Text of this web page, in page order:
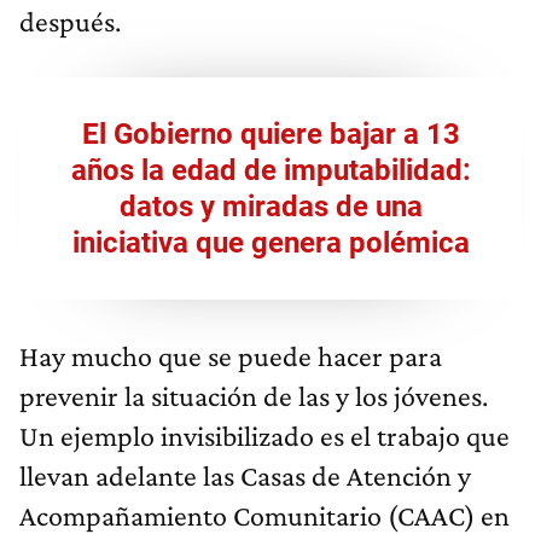
después.
El Gobierno quiere bajar a 13
años la edad de imputabilidad:
datos y miradas de una
iniciativa que genera polémica
Hay mucho que se puede hacer para
prevenir la situación de las y los jóvenes.
Un ejemplo invisibilizado es el trabajo que
llevan adelante las Casas de Atención y
Acompañamiento Comunitario (CAAC) en